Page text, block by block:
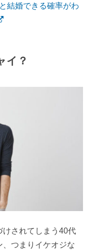
結婚できる確率がわ
イ？
けされてしまう40代
つまりイケオジな